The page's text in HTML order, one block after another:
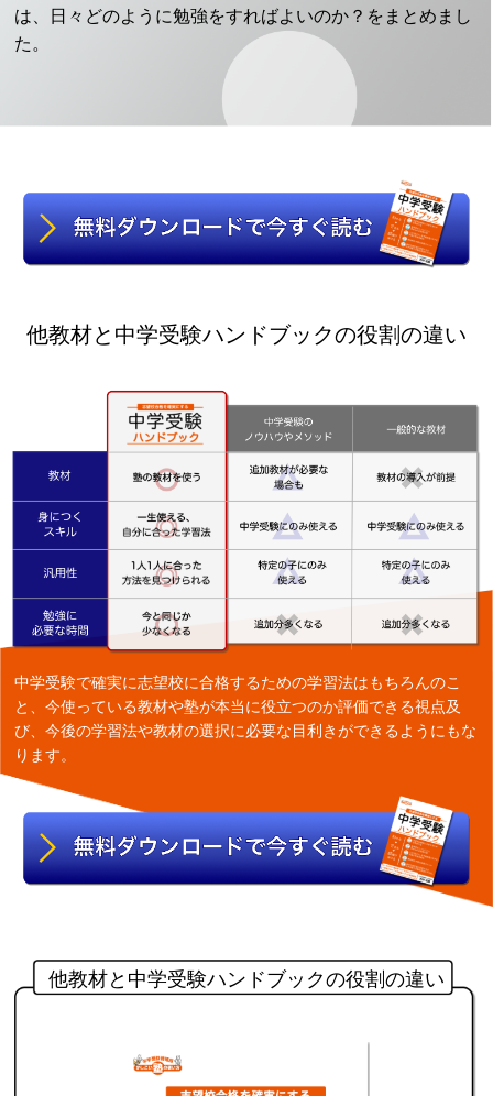
は、日々どのように勉強をすればよいのか？をまとめまし
た。
他教材と中学受験ハンドブックの役割の違い
中学受験で確実に志望校に合格するための学習法はもちろんのこ
と、今使っている教材や塾が本当に役立つのか評価できる視点及
び、今後の学習法や教材の選択に必要な目利きができるようにもな
ります。
他教材と中学受験ハンドブックの役割の違い